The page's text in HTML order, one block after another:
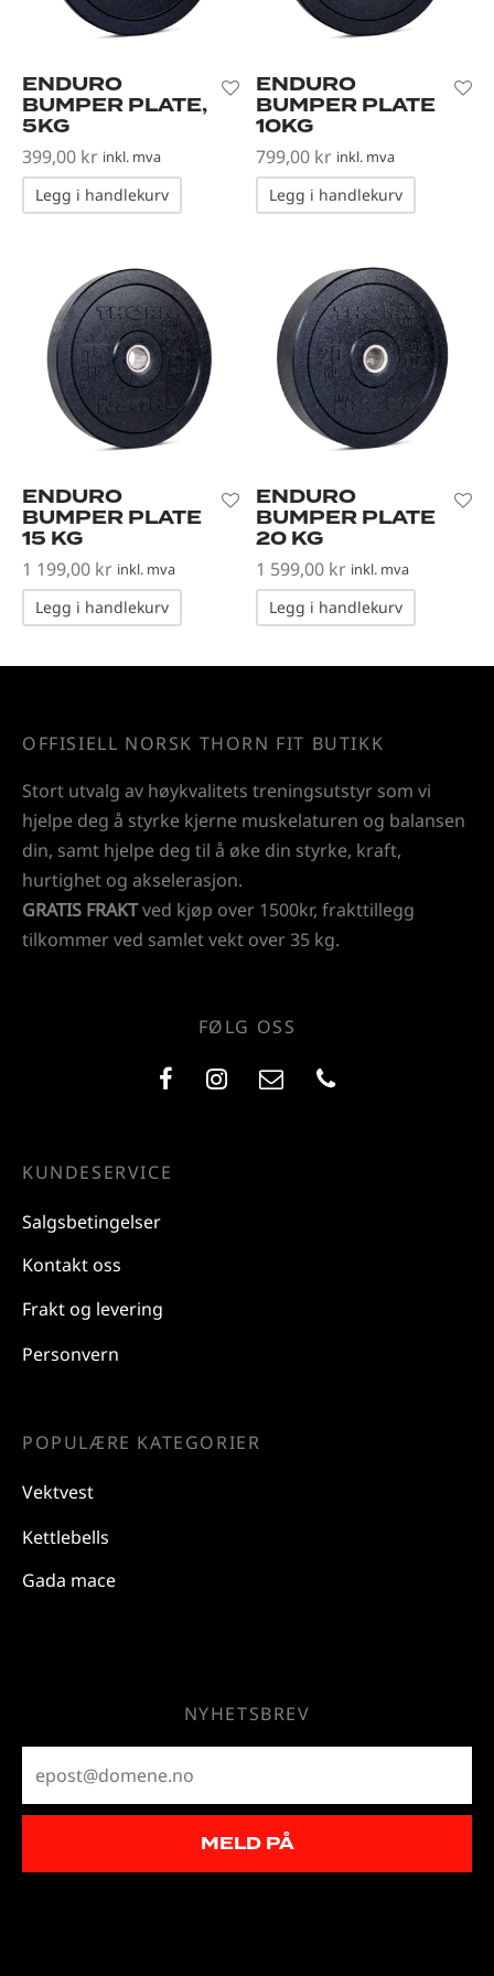
ENDURO
BUMPER PLATE,
5KG
399,00 kr inkl. mva
Legg i handlekurv
ENDURO
BUMPER PLATE
10KG
799,00 kr inkl. mva
Legg i handlekurv
ENDURO
BUMPER PLATE
15 KG
1 199,00 kr inkl. mva
Legg i handlekurv
ENDURO
BUMPER PLATE
20 KG
1 599,00 kr inkl. mva
Legg i handlekurv
OFFISIELL NORSK THORN FIT BUTIKK
Stort utvalg av høykvalitets treningsutstyr som vi
hjelpe deg å styrke kjerne muskelaturen og balansen
din, samt hjelpe deg til å øke din styrke, kraft,
hurtighet og akselerasjon.
GRATIS FRAKTved kjøp over 1500kr, frakttillegg
tilkommer ved samlet vekt over 35 kg.
FØLG OSS
KUNDESERVICE
Salgsbetingelser
Kontakt oss
Frakt og levering
Personvern
POPULÆRE KATEGORIER
Vektvest
Kettlebells
Gada mace
NYHETSBREV
utstyr